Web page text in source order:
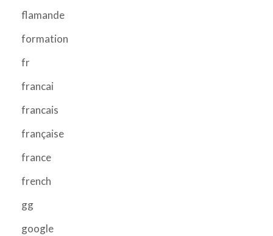
flamande
formation
fr
francai
francais
française
france
french
gg
google